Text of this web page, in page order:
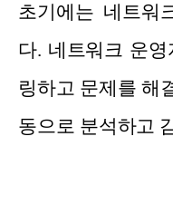
초기에는 네트워
다. 네트워크 운
링하고 문제를 해
동으로 분석하고